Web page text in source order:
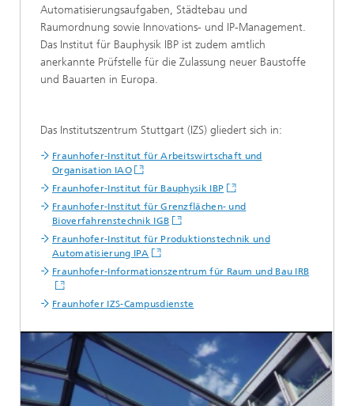
Automatisierungsaufgaben, Städtebau und
Raumordnung sowie Innovations- und IP-Management.
Das Institut für Bauphysik IBP ist zudem amtlich
anerkannte Prüfstelle für die Zulassung neuer Baustoffe
und Bauarten in Europa.
Das Institutszentrum Stuttgart (IZS) gliedert sich in:
Fraunhofer-Institut für Arbeitswirtschaft und
Organisation IAO
Fraunhofer-Institut für Bauphysik IBP
Fraunhofer-Institut für Grenzflächen- und
Bioverfahrenstechnik IGB
Fraunhofer-Institut für Produktionstechnik und
Automatisierung IPA
Fraunhofer-Informationszentrum für Raum und Bau IRB
Fraunhofer IZS-Campusdienste